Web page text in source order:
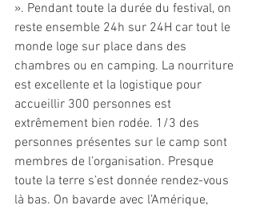
». Pendant toute la durée du festival, on
reste ensemble 24h sur 24H car tout le
monde loge sur place dans des
chambres ou en camping. La nourriture
est excellente et la logistique pour
accueillir 300 personnes est
extrêmement bien rodée. 1/3 des
personnes présentes sur le camp sont
membres de l’organisation. Presque
toute la terre s’est donnée rendez-vous
là bas. On bavarde avec l’Amérique,